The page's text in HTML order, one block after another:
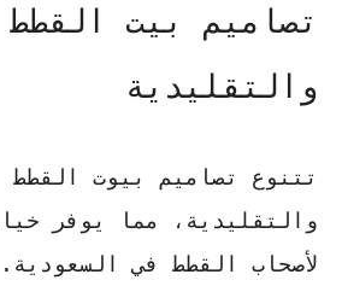
تصاميم بيت
والتقليدية
تتنوع تصاميم بيوت القطط
والتقليدية، مما يوفر
لأصحاب القطط في